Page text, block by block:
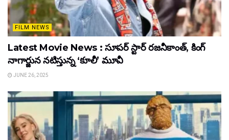
FILM NEWS
Latest Movie News : సూపర్ స్టార్ రజనీకాంత్, కింగ్
నాగార్జున నటిస్తున్న ‘కూలీ’ మూవీ
JUNE 26, 2025